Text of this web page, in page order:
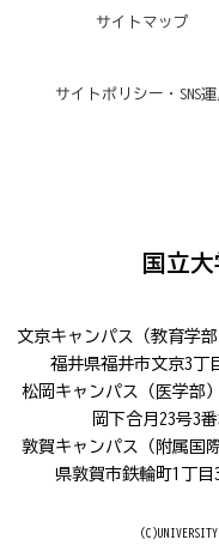
サイトマップ
サイトポリシー・SNS
国立
文京キャンパス（教育学
福井県福井市文京3丁
松岡キャンパス（医学部
岡下合月23号3
敦賀キャンパス（附属国
県敦賀市鉄輪町1丁目